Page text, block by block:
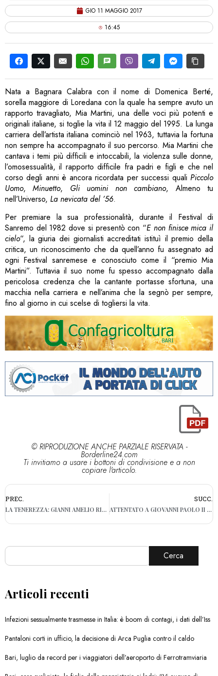
GIO 11 MAGGIO 2017
16:45
Nata a Bagnara Calabra con il nome di Domenica Berté,
sorella maggiore di Loredana con la quale ha sempre avuto un
rapporto travagliato, Mia Martini, una delle voci più potenti e
originali italiane, si toglie la vita il 12 maggio del 1995. La lunga
carriera dell’artista italiana cominciò nel 1963, tuttavia la fortuna
non sempre ha accompagnato il suo percorso. Mia Martini che
cantava i temi più difficili e intoccabili, la violenza sulle donne,
l’omosessualità, il rapporto difficile fra padri e figli e che nel
corso degli anni è ancora ricordata per successi quali Piccolo
Uomo,Minuetto, Gli uomini non cambiano, Almeno tu
nell’Universo, La nevicata del ’56.
Per premiare la sua professionalità, durante il Festival di
Sanremo del 1982 dove si presentò con “E non finisce mica il
cielo“, la giuria dei giornalisti accreditati istituì il premio della
critica, un riconoscimento che da quell’anno fu assegnato ad
ogni Festival sanremese e conosciuto come il “premio Mia
Martini”. Tuttavia il suo nome fu spesso accompagnato dalla
pericolosa credenza che la cantante portasse sfortuna, una
macchia nella carriera e nell’anima che la segnò per sempre,
fino al giorno in cui scelse di togliersi la vita.
© RIPRODUZIONE ANCHE PARZIALE RISERVATA -
Borderline24.com
Ti invitiamo a usare i bottoni di condivisione e a non
copiare l'articolo.
PREC.
LA TENEREZZA: GIANNI AMELIO RITORNA CON UN DRAMMA DI PATERNITÀ E SOLITUDINE
SUCC.
ATTENTATO A GIOVANNI PAOLO II – 13 MAGGIO 1981
Cerca
Articoli recenti
Infezioni sessualmente trasmesse in Italia: è boom di contagi, i dati dell’Iss
Pantaloni corti in ufficio, la decisione di Arca Puglia contro il caldo
Bari, luglio da record per i viaggiatori dell’aeroporto di Ferrotramviaria